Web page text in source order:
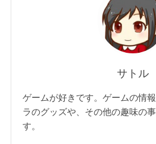
サトル
ゲームが好きです。ゲームの情
ラのグッズや、その他の趣味の
す。